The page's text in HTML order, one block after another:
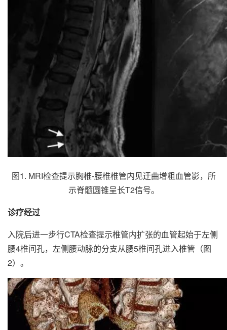
图1. MRI检查提示胸椎-腰椎椎管内见迂曲增粗血管影，所
示脊髓圆锥呈长T2信号。
诊疗经过
入院后进一步行CTA检查提示椎管内扩张的血管起始于左侧
腰4椎间孔，左侧腰动脉的分支从腰5椎间孔进入椎管（图
2）。